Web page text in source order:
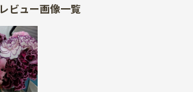
レビュー画像一覧